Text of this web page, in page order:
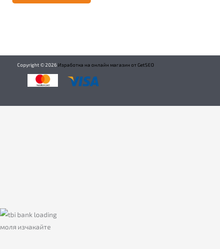
Copyright ©2026 Изработка на онлайн магазин от GetSEO
моля изчакайте